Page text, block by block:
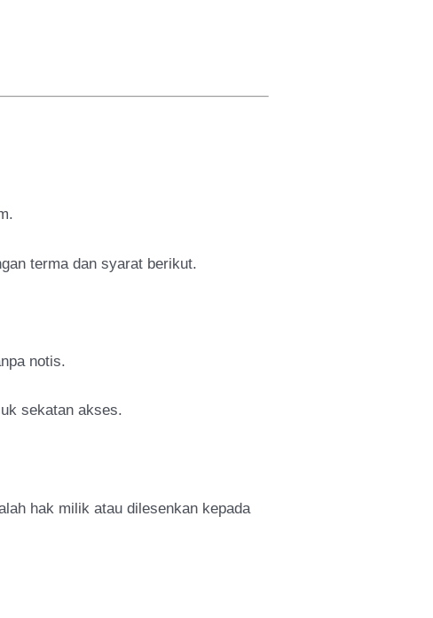
terma dan syarat berikut.
notis.
sekatan akses.
hak milik atau dilesenkan kepada